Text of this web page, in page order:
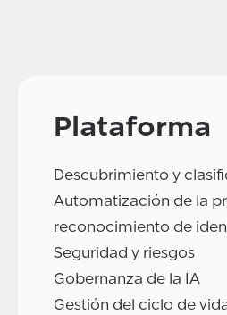
Plataforma
Descubrimiento y
Automatización de la
reconocimiento de
Seguridad y riesgos
Gobernanza de la IA
Gestión del ciclo de